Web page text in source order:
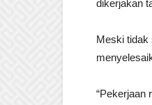
dikerjakan
Meski tidak
“Pekerjaan